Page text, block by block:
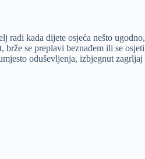
radi kada dijete osjeća nešto ugodno,
brže se preplavi beznađem ili se osjeti
oduševljenja, izbjegnut zagrljaj